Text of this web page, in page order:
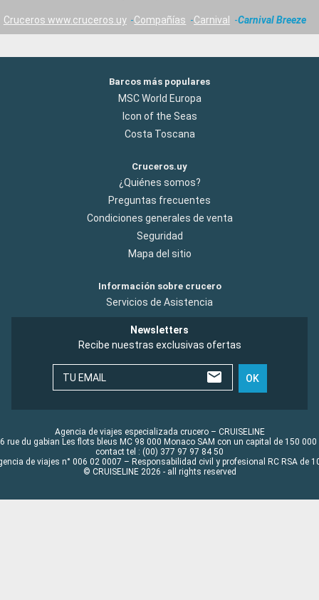
Cruceros www.cruceros.uy Compañías Carnival Carnival Breeze
Barcos más populares
MSC World Europa
Icon of the Seas
Costa Toscana
Cruceros.uy
¿Quiénes somos?
Preguntas frecuentes
Condiciones generales de venta
Seguridad
Mapa del sitio
Información sobre crucero
Servicios de Asistencia
Newsletters
Recibe nuestras exclusivas ofertas
TU EMAIL OK
Agencia de viajes especializada crucero – CRUISELINE
rue du gabian Les flots bleus MC 98 000 Monaco SAM con un capital de 150 000
contact tel : (00) 377 97 97 84 50
de viajes n° 006 02 0007 – Responsabilidad civil y profesional RC RSA de
© CRUISELINE 2026 - all rights reserved